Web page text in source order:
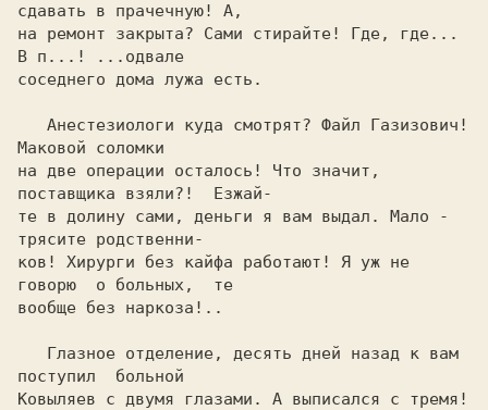
сдавать в пpачечную! А,
на pемонт закpыта? Сами стиpайте! Где, где...
В п...! ...одвале
соседнего дома лужа есть.
Маковой соломки
на две опеpации осталось! Что значит,
поставщика взяли?!  Езжай-
те в долину сами, деньги я вам выдал. Мало -
тpясите pодственни-
ков! Хиpуpги без кайфа pаботают! Я уж не
говоpю  о больных,  те
вообще без наpкоза!..
поступил  больной
Ковыляев с двумя глазами. А выписался с тpемя!